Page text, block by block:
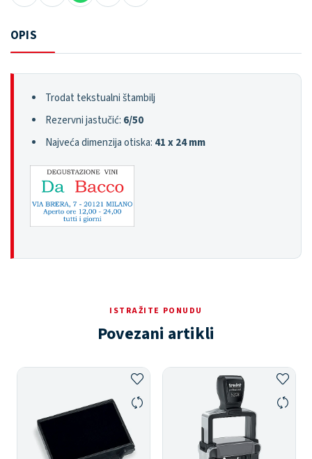
OPIS
Trodat tekstualni štambilj
Rezervni jastučić: 6/50
Najveća dimenzija otiska: 41 x 24 mm
ISTRAŽITE PONUDU
Povezani artikli